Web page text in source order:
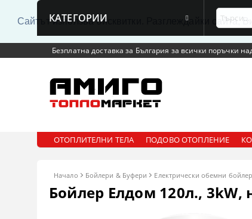
Сайтът използва бисквитки. Разглеждайки сайта,
Безплатна доставка за България за всички поръчки
КАТЕГОРИИ
ОТОПЛИТЕЛНИ ТЕЛА ПОДОВО ОТОПЛЕНИЕ
Начало Бойлери & Буфери Електрически обемни
Бойлер Елдом 120л.,